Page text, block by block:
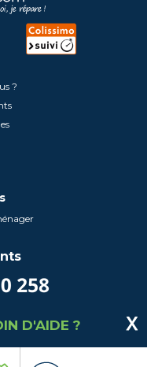
?
local)
à 18hD'AIDE ?